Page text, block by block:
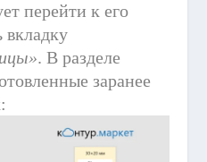
перейти к его
вкладку
. В разделе
заранее